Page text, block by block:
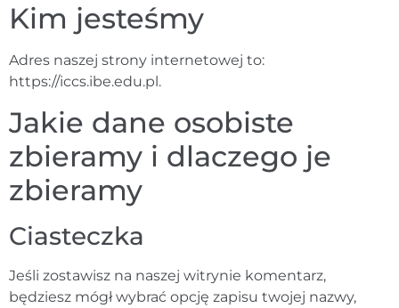
Kim jesteśmy
Adres naszej strony internetowej to:
https://iccs.ibe.edu.pl.
Jakie dane osobiste
zbieramy i dlaczego je
zbieramy
Ciasteczka
Jeśli zostawisz na naszej witrynie komentarz,
będziesz mógł wybrać opcję zapisu twojej nazwy,